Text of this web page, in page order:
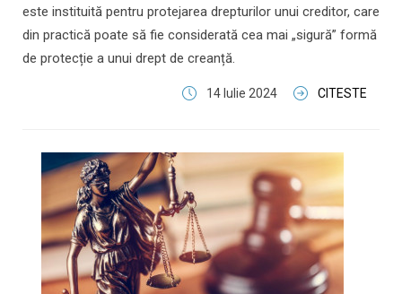
este instituită pentru protejarea drepturilor unui creditor, care
din practică poate să fie considerată cea mai „sigură” formă
de protecție a unui drept de creanță.
14 Iulie 2024 CITESTE